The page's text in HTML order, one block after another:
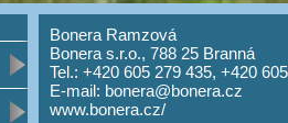
Bonera Ramzová
Bonera s.r.o., 788 25 Branná
Tel.: +420 605 279 435, +420
E-mail: bonera@bonera.cz
www.bonera.cz/